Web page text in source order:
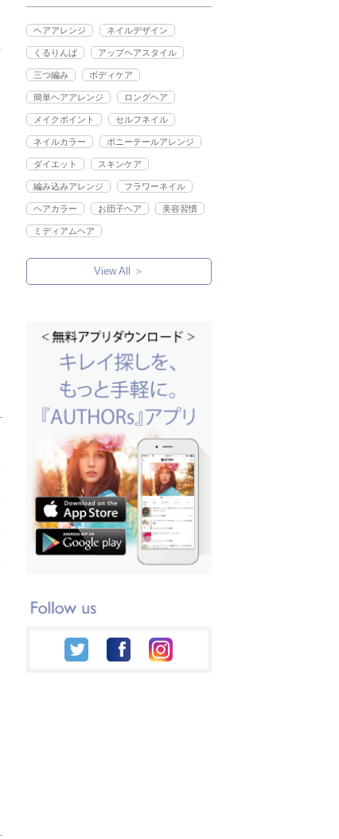
ヘアアレンジ ネイルデザイン
くるりんぱ アップヘアスタイル
三つ編み ボディケア
簡単ヘアアレンジ ロングヘア
メイクポイント セルフネイル
ネイルカラー ポニーテールアレンジ
ダイエット スキンケア
編み込みアレンジ フラワーネイル
ヘアカラー お団子ヘア 美容習慣
ミディアムヘア
View All ＞